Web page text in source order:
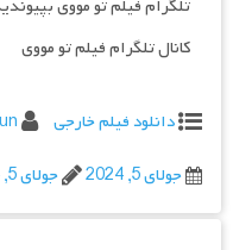
تلگرام فیلم تو مووی
کانال تلگرام فیلم تو مووی
دانلود فیلم خارجی
جولای 5, 2024
جولای 5, 2024